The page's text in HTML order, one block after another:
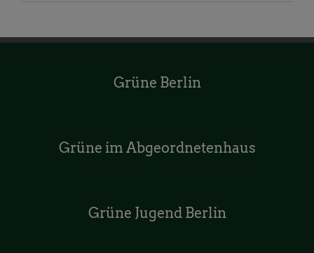
Grüne Berlin
Grüne im Abgeordnetenhaus
Grüne Jugend Berlin